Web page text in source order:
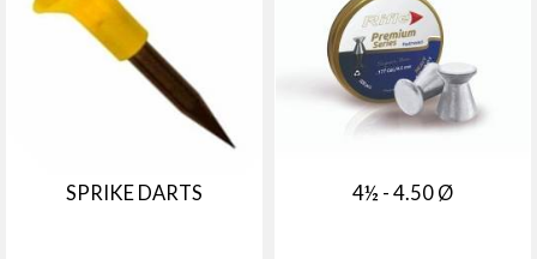
SPRIKE DARTS 4½ - 4.50 Ø